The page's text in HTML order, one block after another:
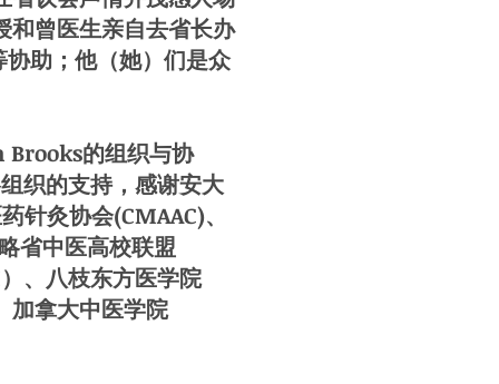
和曾医生亲自去省长办
助；他（她）们是众
的组织与协
织的支持，感谢安大
灸协会(CMAAC)、
省中医高校联盟
、八枝东方医学院
加拿大中医学院